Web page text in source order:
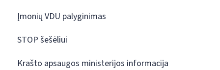
Įmonių VDU palyginimas
STOP šešėliui
Krašto apsaugos ministerijos informacija